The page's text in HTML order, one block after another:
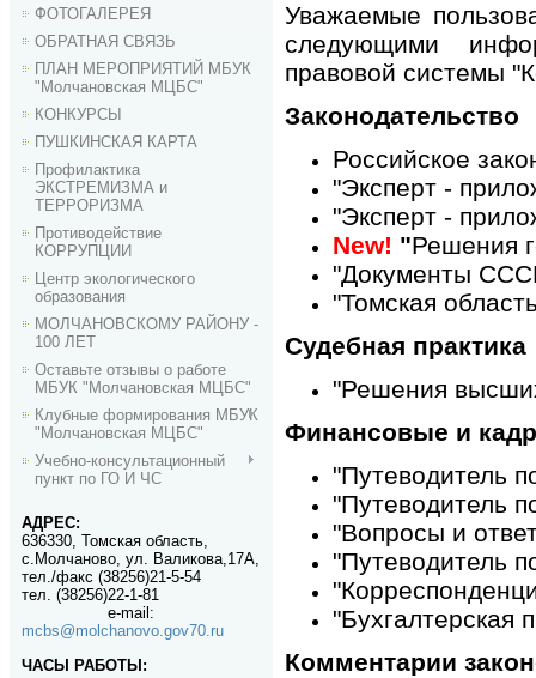
ФОТОГАЛЕРЕЯ
ОБРАТНАЯ СВЯЗЬ
ПЛАН МЕРОПРИЯТИЙ МБУК
"Молчановская МЦБС"
КОНКУРСЫ
ПУШКИНСКАЯ КАРТА
Профилактика
ЭКСТРЕМИЗМА и
ТЕРРОРИЗМА
Противодействие
КОРРУПЦИИ
Центр экологического
образования
МОЛЧАНОВСКОМУ РАЙОНУ -
100 ЛЕТ
Оставьте отзывы о работе
МБУК "Молчановская МЦБС"
Клубные формирования МБУК
"Молчановская МЦБС"
Учебно-консультационный
пункт по ГО И ЧС
АДРЕС:
636330, Томская область,
с.Молчаново, ул. Валикова,17А,
тел./факс (38256)21-5-54
тел. (38256)22-1-81
e-mail :
mcbs@molchanovo.gov70.ru
ЧАСЫ РАБОТЫ:
Уважаемые
следующими
правовой системы
Законодательство
Российское
"Эксперт -
"Эксперт -
New! "Решения
"Документы
"Томская
Судебная практика
"Решения
Финансовые и
"Путеводитель
"Путеводитель
"Вопросы и
"Путеводитель
"Бухгалтерская
Комментарии